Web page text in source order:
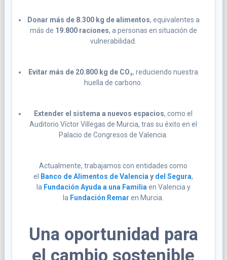
Donar más de 8.300 kg de alimentos, equivalentes a
más de 19.800 raciones, a personas en situación de
vulnerabilidad.
Evitar más de 20.800 kg de CO₂, reduciendo nuestra
huella de carbono.
Extender el sistema a nuevos espacios, como el
Auditorio Víctor Villegas de Murcia, tras su éxito en el
Palacio de Congresos de Valencia.
Actualmente, trabajamos con entidades como
el
Banco de Alimentos de Valencia y del Segura,
la Fundación Ayuda a una Familia en Valencia y
la Fundación Remar en Murcia.
Una oportunidad para
el cambio sostenible